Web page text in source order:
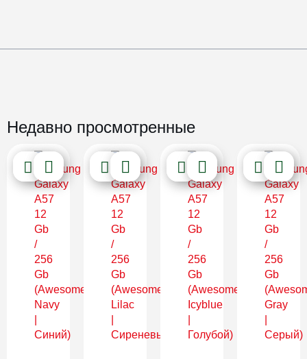
Недавно просмотренные